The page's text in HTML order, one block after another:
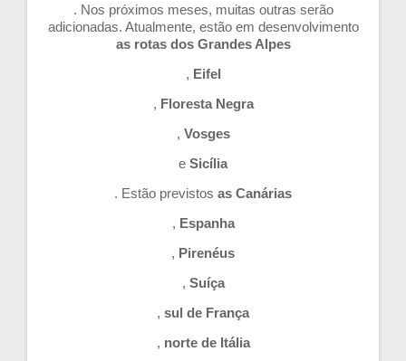
. Nos próximos meses, muitas outras serão
adicionadas. Atualmente, estão em desenvolvimento
as rotas dos Grandes Alpes
, Eifel
, Floresta Negra
, Vosges
e Sicília
. Estão previstos as Canárias
, Espanha
, Pirenéus
, Suíça
, sul de França
, norte de Itália